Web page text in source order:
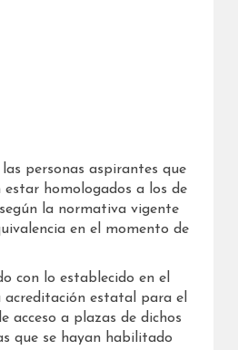
personas aspirantes que
homologados a los de
la normativa vigente
en el momento de
con lo establecido en el
acreditación estatal para el
acceso a plazas de dichos
que se hayan habilitado